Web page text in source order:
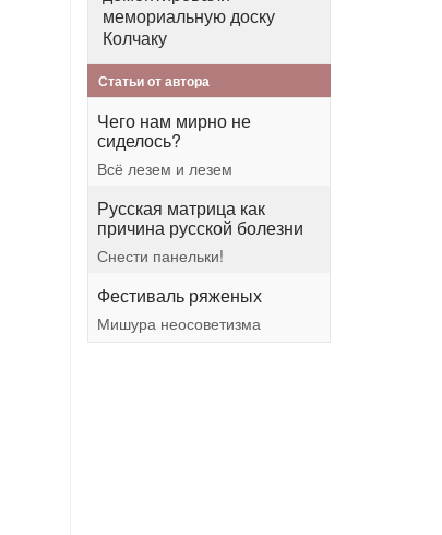
мемориальную доску
Колчаку
Статьи от автора
Чего нам мирно не
сиделось?
Всё лезем и лезем
Русская матрица как
причина русской болезни
Снести панельки!
Фестиваль ряженых
Мишура неосоветизма